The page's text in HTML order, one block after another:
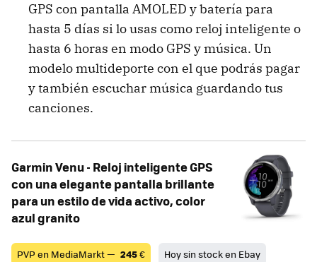
GPS con pantalla AMOLED y batería para
hasta 5 días si lo usas como reloj inteligente o
hasta 6 horas en modo GPS y música. Un
modelo multideporte con el que podrás pagar
y también escuchar música guardando tus
canciones.
Garmin Venu - Reloj inteligente GPS
con una elegante pantalla brillante
para un estilo de vida activo, color
azul granito
PVP en MediaMarkt — 245€ Hoy sin stock en Ebay